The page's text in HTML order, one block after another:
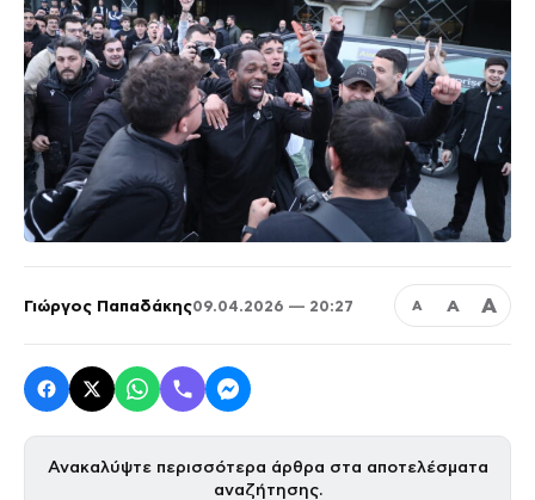
Γιώργος Παπαδάκης09.04.2026 — 20:27 Α Α Α
Ανακαλύψτε περισσότερα άρθρα στα αποτελέσματα
αναζήτησης.